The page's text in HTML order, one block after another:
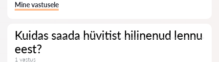
Mine vastusele
Kuidas saada hüvitist hilinenud lennu
eest?
1 vastus